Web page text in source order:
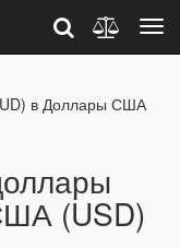
в Доллары США
(USD)